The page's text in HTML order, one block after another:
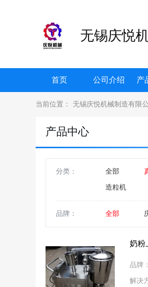
无锡庆悦
首页 公司介绍 产
当前位置： 无锡庆悦机械制造有限公
产品中心
分类： 全部
造粒机
干燥箱
品牌： 全部
奶粉
品牌：
解决